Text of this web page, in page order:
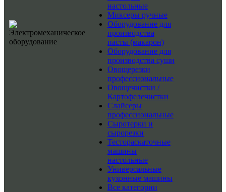
настольные
Миксеры ручные
Оборудование для
производства
пасты (макарон)
Оборудование для
производства суши
Овощерезки
профессиональные
Овощечистки /
Картофелечистки
Слайсеры
профессиональные
Сыротерки и
сырорезки
Тестораскаточные
машины
настольные
Универсальные
кухонные машины
Все категории